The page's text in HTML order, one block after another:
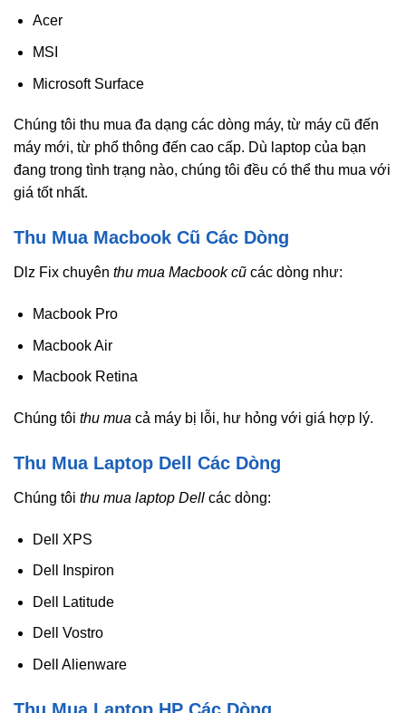
Acer
MSI
Microsoft Surface
Chúng tôi thu mua đa dạng các dòng máy, từ máy cũ đến
máy mới, từ phổ thông đến cao cấp. Dù laptop của bạn
đang trong tình trạng nào, chúng tôi đều có thể thu mua với
giá tốt nhất.
Thu Mua Macbook Cũ Các Dòng
Dlz Fix chuyên thu mua Macbook cũ các dòng như:
Macbook Pro
Macbook Air
Macbook Retina
Chúng tôi thu mua cả máy bị lỗi, hư hỏng với giá hợp lý.
Thu Mua Laptop Dell Các Dòng
Chúng tôi thu mua laptop Dell các dòng:
Dell XPS
Dell Inspiron
Dell Latitude
Dell Vostro
Dell Alienware